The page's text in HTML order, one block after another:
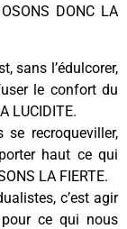
DONC LA
sans l’édulcorer,
le confort du
LUCIDITE.
se recroqueviller,
haut ce qui
LA FIERTE.
c’est agir
ce qui nous